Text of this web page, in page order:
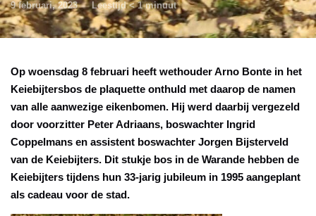
9 februari, 2023 Leestijd < 1 minuut
Op woensdag 8 februari heeft wethouder Arno Bonte in het
Keiebijtersbos de plaquette onthuld met daarop de namen
van alle aanwezige eikenbomen. Hij werd daarbij vergezeld
door voorzitter Peter Adriaans, boswachter Ingrid
Coppelmans en assistent boswachter Jorgen Bijsterveld
van de Keiebijters. Dit stukje bos in de Warande hebben de
Keiebijters tijdens hun 33-jarig jubileum in 1995 aangeplant
als cadeau voor de stad.